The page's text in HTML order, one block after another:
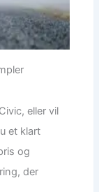
eller vil
et klart
og
der